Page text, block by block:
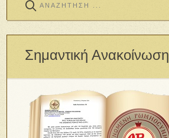
Σημαντική Ανακοίνωση